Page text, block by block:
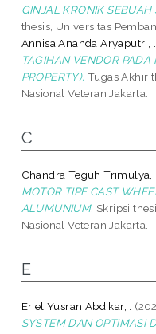
GINJAL KRONIK SEBUAH
thesis, Universitas
Annisa Ananda Aryaputri, .
TAGIHAN VENDOR
PROPERTY). Tugas Akhir
Nasional Veteran Jakarta.
C
Chandra Teguh Trimulya, .
MOTOR TIPE CAST
ALUMUNIUM. Skripsi
Nasional Veteran Jakarta.
E
Eriel Yusran Abdikar, .
SYSTEM DAN OPTIMASI